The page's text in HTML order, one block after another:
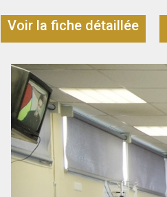
Voir la fiche détaillée